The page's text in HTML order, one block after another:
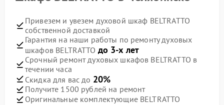
Привезем и увезем духовой шкаф BELTRATTO
собственной доставкой
Гарантия на наши работы по ремонту духовых
шкафов BELTRATTO до 3-х лет
Срочный ремонт духовых шкафов BELTRATTO в
течении часа
Скидка для вас до 20%
Получите 1500 рублей на ремонт
Оригинальные комплектующие BELTRATTO